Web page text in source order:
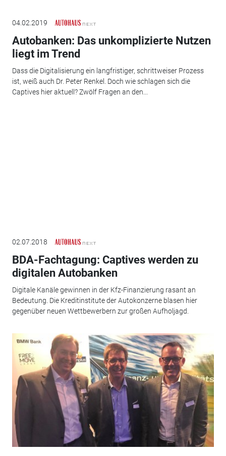
04.02.2019
Autobanken: Das unkomplizierte Nutzen
liegt im Trend
Dass die Digitalisierung ein langfristiger, schrittweiser Prozess
ist, weiß auch Dr. Peter Renkel. Doch wie schlagen sich die
Captives hier aktuell? Zwölf Fragen an den...
02.07.2018
BDA-Fachtagung: Captives werden zu
digitalen Autobanken
Digitale Kanäle gewinnen in der Kfz-Finanzierung rasant an
Bedeutung. Die Kreditinstitute der Autokonzerne blasen hier
gegenüber neuen Wettbewerbern zur großen Aufholjagd.